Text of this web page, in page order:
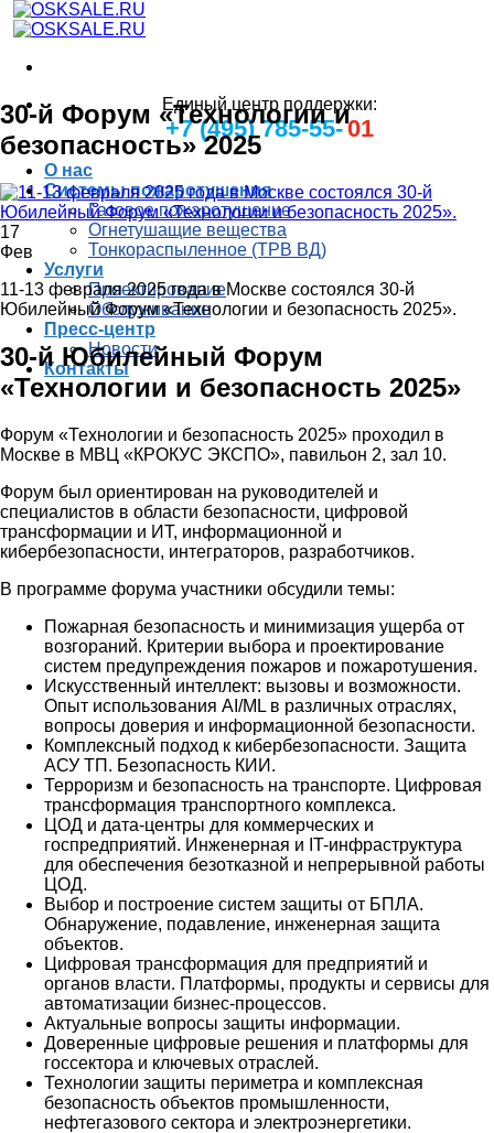
Skip
Единый центр поддержки:
+7 (495) 785-55-01
О нас
Системы пожаротушения
Газовое пожаротушение
Огнетушащие вещества
Тонкораспыленное (ТРВ ВД)
Услуги
Проектирование
Обслуживание
Пресс-центр
Новости
Контакты
30-й Форум «Технологии и
безопасность» 2025
17
Фев
11-13 февраля 2025 года в Москве состоялся 30-й
Юбилейный Форум «Технологии и безопасность 2025».
30-й Юбилейный Форум
«Технологии и безопасность 2025»
Форум «Технологии и безопасность 2025» проходил в
Москве в МВЦ «КРОКУС ЭКСПО», павильон 2, зал 10.
Форум был ориентирован на руководителей и
специалистов в области безопасности, цифровой
трансформации и ИТ, информационной и
кибербезопасности, интеграторов, разработчиков.
В программе форума участники обсудили темы:
Пожарная безопасность и минимизация ущерба от
возгораний. Критерии выбора и проектирование
систем предупреждения пожаров и пожаротушения.
Искусственный интеллект: вызовы и возможности.
Опыт использования AI/ML в различных отраслях,
вопросы доверия и информационной безопасности.
Комплексный подход к кибербезопасности. Защита
АСУ ТП. Безопасность КИИ.
Терроризм и безопасность на транспорте. Цифровая
трансформация транспортного комплекса.
ЦОД и дата-центры для коммерческих и
госпредприятий. Инженерная и IT-инфраструктура
для обеспечения безотказной и непрерывной работы
ЦОД.
Выбор и построение систем защиты от БПЛА.
Обнаружение, подавление, инженерная защита
объектов.
Цифровая трансформация для предприятий и
органов власти. Платформы, продукты и сервисы для
автоматизации бизнес-процессов.
Актуальные вопросы защиты информации.
Доверенные цифровые решения и платформы для
госсектора и ключевых отраслей.
Технологии защиты периметра и комплексная
безопасность объектов промышленности,
нефтегазового сектора и электроэнергетики.